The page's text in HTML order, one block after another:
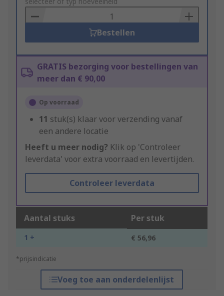
to
Basket
Bestellen
GRATIS bezorging voor bestellingen van
meer dan € 90,00
Op voorraad
11 stuk(s) klaar voor verzending vanaf
een andere locatie
Heeft u meer nodig? Klik op 'Controleer
leverdata' voor extra voorraad en levertijden.
Controleer leverdata
Aantal stuks Per stuk
1 + € 56,96
*prijsindicatie
Voeg toe aan onderdelenlijst